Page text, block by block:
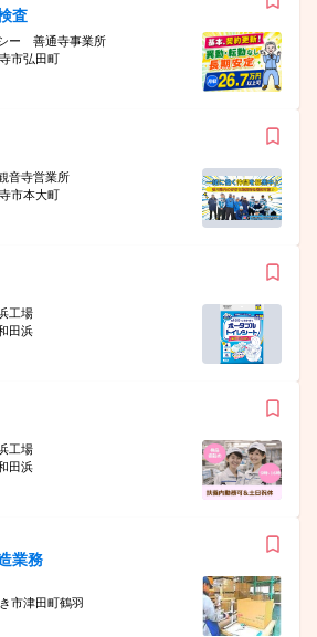
査
ー 善通寺事業所
市弘田町
音寺営業所
市本大町
工場
田浜
工場
田浜
業務
市津田町鶴羽